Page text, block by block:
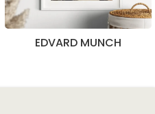
EDVARD MUNCH